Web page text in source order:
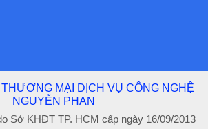
MẠI DỊCH VỤ CÔNG NGHỆ
NGUYỄN PHAN
Sở KHĐT TP. HCM cấp ngày 16/09/2013